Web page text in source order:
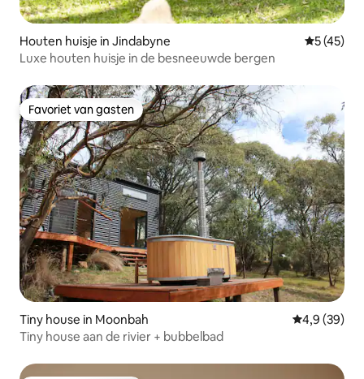
Houten huisje in Jindabyne
5 (45)
Luxe houten huisje in de besneeuwde bergen
Favoriet van gasten
Favoriet van gasten
Tiny house in Moonbah Gemiddelde
4,9 (39)
Tiny house aan de rivier + bubbelbad